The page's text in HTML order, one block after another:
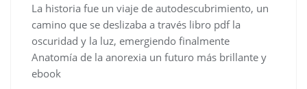
La historia fue un viaje de autodescubrimiento, un
camino que se deslizaba a través libro pdf la
oscuridad y la luz, emergiendo finalmente
Anatomía de la anorexia un futuro más brillante y
ebook